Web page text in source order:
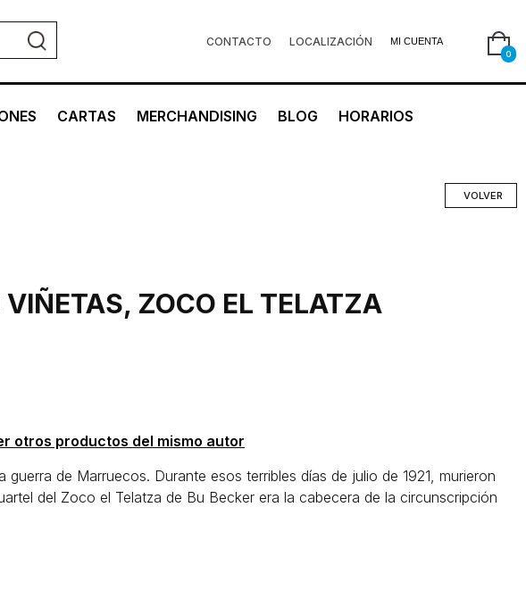
CONTACTO LOCALIZACIÓN MI CUENTA
0
CARTAS MERCHANDISING BLOG HORARIOS
VOLVER
ZOCO EL TELATZA
otros productos del mismo autor
de Marruecos. Durante esos terribles días de julio de 1921, murieron
del Zoco el Telatza de Bu Becker era la cabecera de la circunscripción